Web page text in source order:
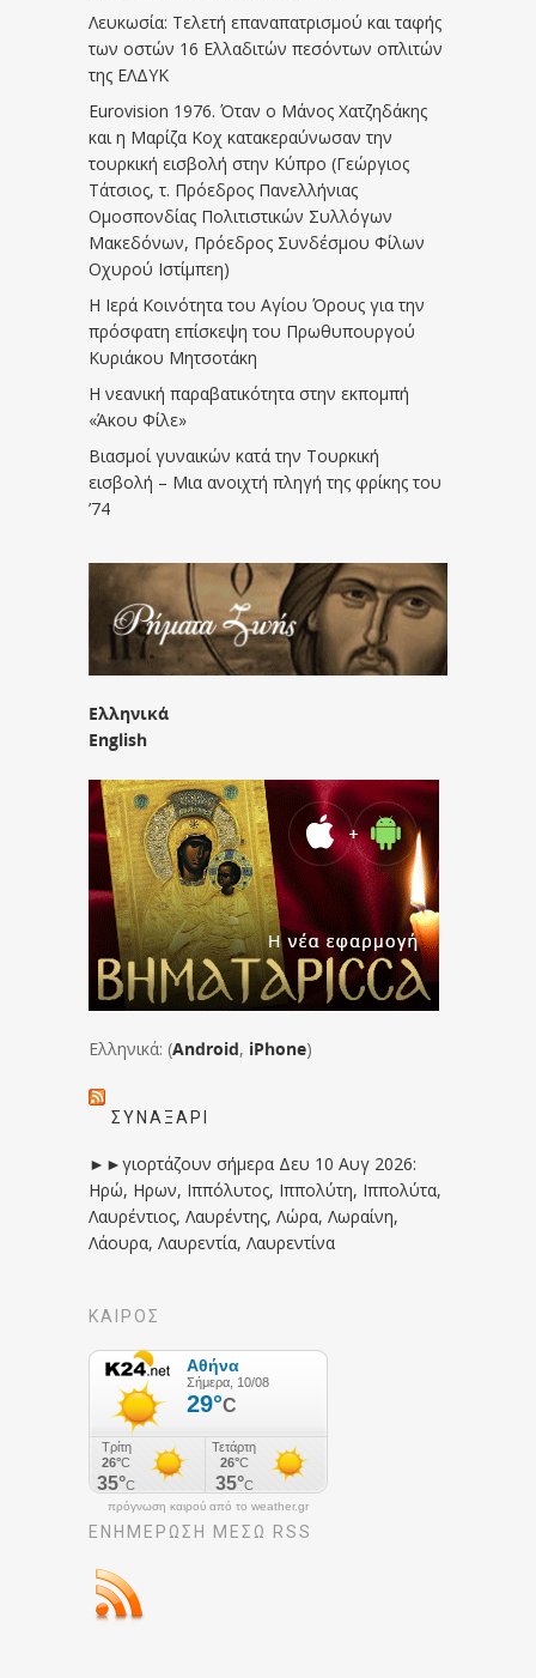
Λευκωσία: Τελετή επαναπατρισμού και ταφής
των οστών 16 Ελλαδιτών πεσόντων οπλιτών
της ΕΛΔΥΚ
Eurovision 1976. Όταν ο Μάνος Χατζηδάκης
και η Μαρίζα Κοχ κατακεραύνωσαν την
τουρκική εισβολή στην Κύπρο (Γεώργιος
Τάτσιος, τ. Πρόεδρος Πανελλήνιας
Ομοσπονδίας Πολιτιστικών Συλλόγων
Μακεδόνων, Πρόεδρος Συνδέσμου Φίλων
Οχυρού Ιστίμπεη)
Η Ιερά Κοινότητα του Αγίου Όρους για την
πρόσφατη επίσκεψη του Πρωθυπουργού
Κυριάκου Μητσοτάκη
Η νεανική παραβατικότητα στην εκπομπή
«Άκου Φίλε»
Βιασμοί γυναικών κατά την Τουρκική
εισβολή – Μια ανοιχτή πληγή της φρίκης του
’74
Ελληνικά
English
Ελληνικά: (Android, iPhone)
ΣΥΝΑΞΆΡΙ
►►γιορτάζουν σήμερα Δευ 10 Αυγ 2026:
Ηρώ, Ηρων, Ιππόλυτος, Ιππολύτη, Ιππολύτα,
Λαυρέντιος, Λαυρέντης, Λώρα, Λωραίνη,
Λάουρα, Λαυρεντία, Λαυρεντίνα
ΚΑΙΡΟΣ
πρόγνωση καιρού από το weather.gr
ΕΝΗΜΈΡΩΣΉ ΜΕΣΩ RSS